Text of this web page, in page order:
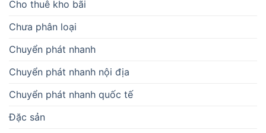
Cho thuê kho bãi
Chưa phân loại
Chuyển phát nhanh
Chuyển phát nhanh nội địa
Chuyển phát nhanh quốc tế
Đặc sản